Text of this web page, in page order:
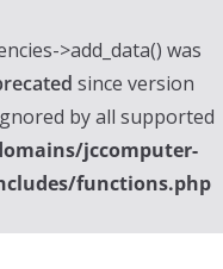
>add_data() was
since version
by all supported
jccomputer-
functions.php